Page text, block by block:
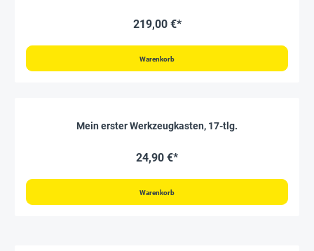
219,00 €*
Warenkorb
Mein erster Werkzeugkasten, 17-tlg.
24,90 €*
Warenkorb